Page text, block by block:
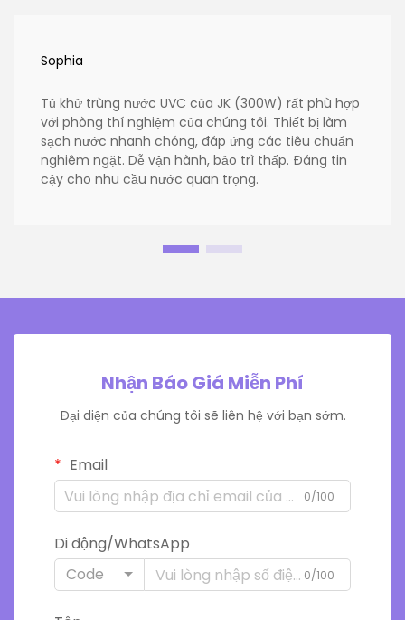
Sophia
Tủ khử trùng nước UVC của JK (300W) rất phù hợp
với phòng thí nghiệm của chúng tôi. Thiết bị làm
sạch nước nhanh chóng, đáp ứng các tiêu chuẩn
nghiêm ngặt. Dễ vận hành, bảo trì thấp. Đáng tin
cậy cho nhu cầu nước quan trọng.
Nhận Báo Giá Miễn Phí
Đại diện của chúng tôi sẽ liên hệ với bạn sớm.
Email
0/100
Di động/WhatsApp
Code
0/100